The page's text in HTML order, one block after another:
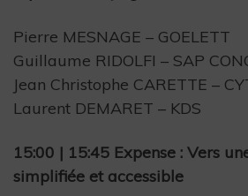
Pierre MESNAGE – GOELETT
Guillaume RIDOLFI – SAP
Jean Christophe CARETTE –
Laurent DEMARET – KDS
15:00 | 15:45 Expense : Vers
simplifiée et accessible